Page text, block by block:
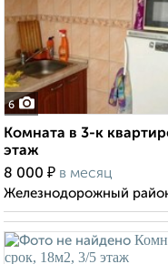
6
Комната в 3-к
этаж
8 000 ₽ в месяц
Железнодорожный